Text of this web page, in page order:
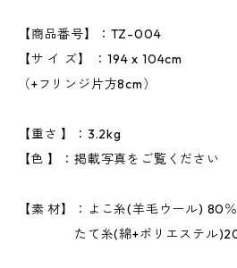
【商品番号】：TZ-004
【サ イ ズ】 ：194 x 104cm
（+フリンジ片方8cm）
【重さ 】：3.2kg
【色 】：掲載写真をご覧ください
【素 材】：よこ糸(羊毛ウール) 80％
たて糸(綿+ポリエステル